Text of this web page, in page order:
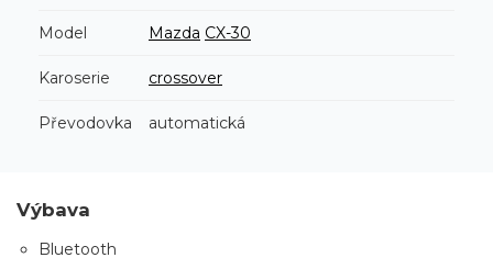
Model Mazda CX-30
Karoserie crossover
Převodovka automatická
Výbava
Bluetooth